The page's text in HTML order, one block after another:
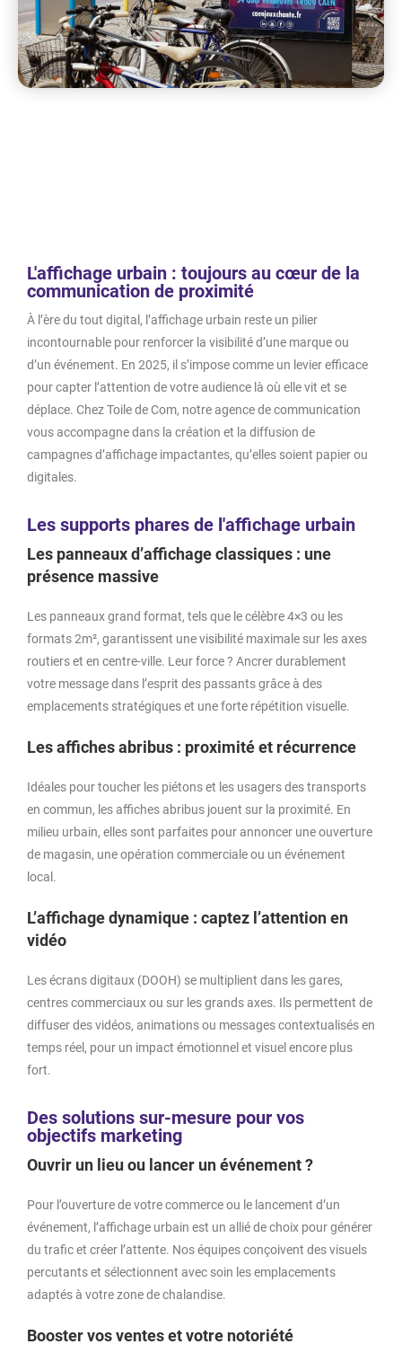
L'affichage urbain : toujours au cœur de la
communication de proximité
À l’ère du tout digital, l’affichage urbain reste un pilier
incontournable pour renforcer la visibilité d’une marque ou
d’un événement. En 2025, il s’impose comme un levier efficace
pour capter l’attention de votre audience là où elle vit et se
déplace. Chez Toile de Com, notre agence de communication
vous accompagne dans la création et la diffusion de
campagnes d’affichage impactantes, qu’elles soient papier ou
digitales.
Les supports phares de l'affichage urbain
Les panneaux d’affichage classiques : une
présence massive
Les panneaux grand format, tels que le célèbre 4×3 ou les
formats 2m², garantissent une visibilité maximale sur les axes
routiers et en centre-ville. Leur force ? Ancrer durablement
votre message dans l’esprit des passants grâce à des
emplacements stratégiques et une forte répétition visuelle.
Les affiches abribus : proximité et récurrence
Idéales pour toucher les piétons et les usagers des transports
en commun, les affiches abribus jouent sur la proximité. En
milieu urbain, elles sont parfaites pour annoncer une ouverture
de magasin, une opération commerciale ou un événement
local.
L’affichage dynamique : captez l’attention en
vidéo
Les écrans digitaux (DOOH) se multiplient dans les gares,
centres commerciaux ou sur les grands axes. Ils permettent de
diffuser des vidéos, animations ou messages contextualisés en
temps réel, pour un impact émotionnel et visuel encore plus
fort.
Des solutions sur-mesure pour vos
objectifs marketing
Ouvrir un lieu ou lancer un événement ?
Pour l’ouverture de votre commerce ou le lancement d’un
événement, l’affichage urbain est un allié de choix pour générer
du trafic et créer l’attente. Nos équipes conçoivent des visuels
percutants et sélectionnent avec soin les emplacements
adaptés à votre zone de chalandise.
Booster vos ventes et votre notoriété